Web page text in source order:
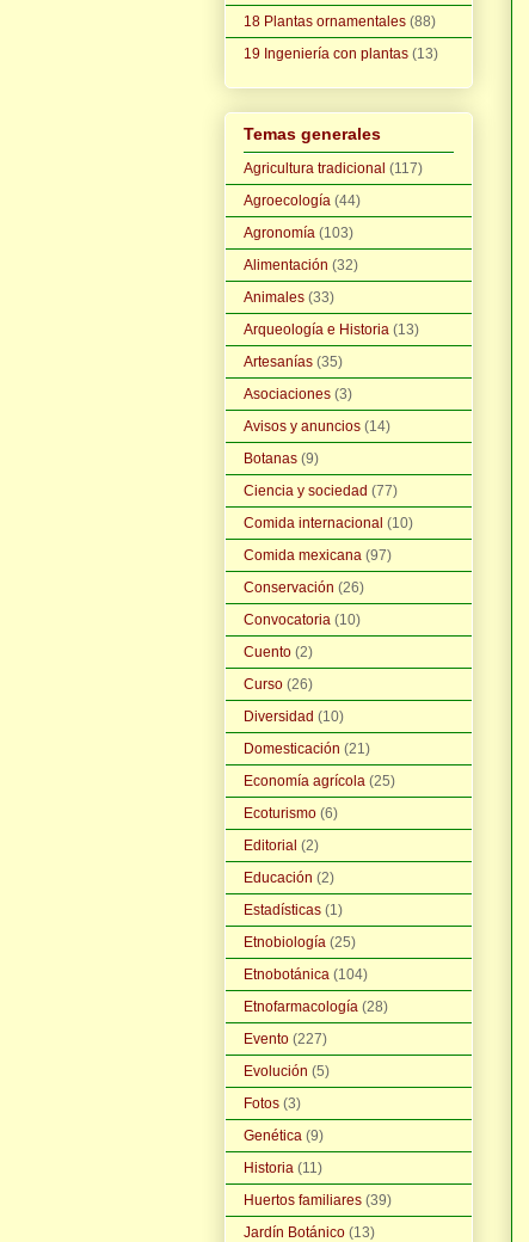
18 Plantas ornamentales (88)
19 Ingeniería con plantas (13)
Temas generales
Agricultura tradicional (117)
Agroecología (44)
Agronomía (103)
Alimentación (32)
Animales (33)
Arqueología e Historia (13)
Artesanías (35)
Asociaciones (3)
Avisos y anuncios (14)
Botanas (9)
Ciencia y sociedad (77)
Comida internacional (10)
Comida mexicana (97)
Conservación (26)
Convocatoria (10)
Cuento (2)
Curso (26)
Diversidad (10)
Domesticación (21)
Economía agrícola (25)
Ecoturismo (6)
Editorial (2)
Educación (2)
Estadísticas (1)
Etnobiología (25)
Etnobotánica (104)
Etnofarmacología (28)
Evento (227)
Evolución (5)
Fotos (3)
Genética (9)
Historia (11)
Huertos familiares (39)
Jardín Botánico (13)